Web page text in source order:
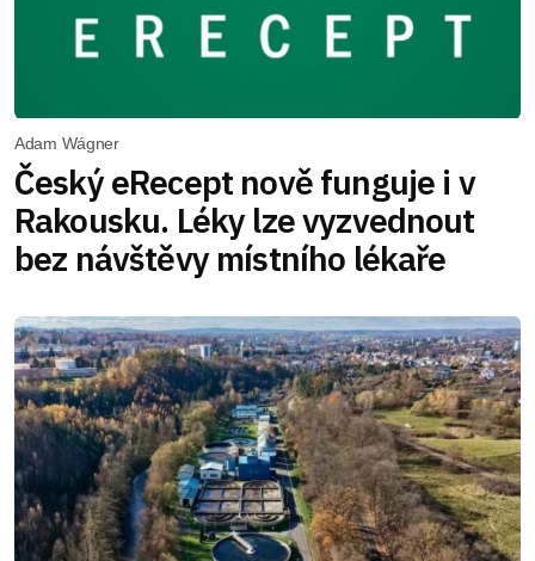
Adam Wágner
Český eRecept nově funguje i v
Rakousku. Léky lze vyzvednout
bez návštěvy místního lékaře